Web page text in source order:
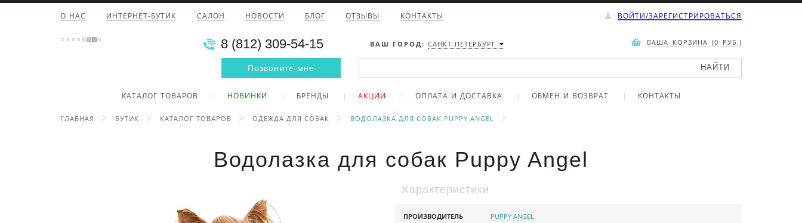
О НАС ИНТЕРНЕТ-БУТИК САЛОН НОВОСТИ БЛОГ ОТЗЫВЫ КОНТАКТЫ ВОЙТИ/ЗАРЕГИСТРИРОВАТЬСЯ
8 (812) 309-54-15 ВАШ ГОРОД: САНКТ-ПЕТЕРБУРГ ВАША КОРЗИНА (0 РУБ.)
Позвоните мне
КАТАЛОГ ТОВАРОВ НОВИНКИ БРЕНДЫ АКЦИИ ОПЛАТА И ДОСТАВКА ОБМЕН И ВОЗВРАТ КОНТАКТЫ
ГЛАВНАЯ БУТИК КАТАЛОГ ТОВАРОВ ОДЕЖДА ДЛЯ СОБАК ВОДОЛАЗКА ДЛЯ СОБАК PUPPY ANGEL
Водолазка для собак Puppy Angel
Характеристики
ПРОИЗВОДИТЕЛЬ PUPPY ANGEL